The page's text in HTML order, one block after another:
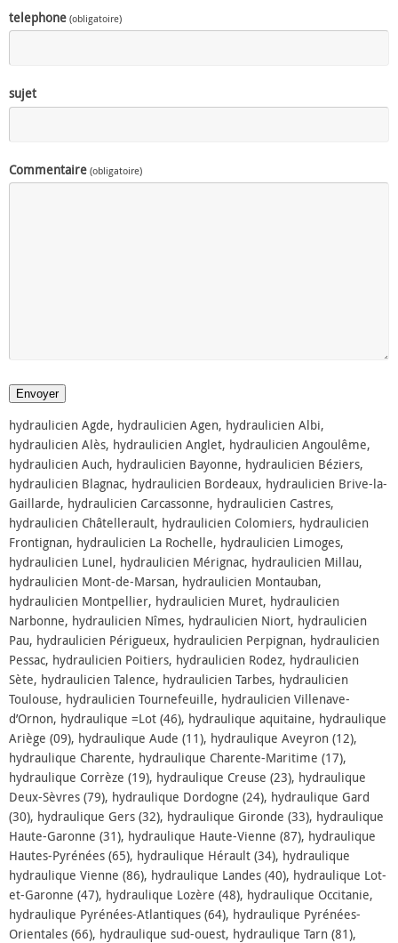
telephone (obligatoire)
sujet
Commentaire (obligatoire)
Envoyer
hydraulicien Agde, hydraulicien Agen, hydraulicien Albi,
hydraulicien Alès, hydraulicien Anglet, hydraulicien Angoulême,
hydraulicien Auch, hydraulicien Bayonne, hydraulicien Béziers,
hydraulicien Blagnac, hydraulicien Bordeaux, hydraulicien Brive-la-
Gaillarde, hydraulicien Carcassonne, hydraulicien Castres,
hydraulicien Châtellerault, hydraulicien Colomiers, hydraulicien
Frontignan, hydraulicien La Rochelle, hydraulicien Limoges,
hydraulicien Lunel, hydraulicien Mérignac, hydraulicien Millau,
hydraulicien Mont-de-Marsan, hydraulicien Montauban,
hydraulicien Montpellier, hydraulicien Muret, hydraulicien
Narbonne, hydraulicien Nîmes, hydraulicien Niort, hydraulicien
Pau, hydraulicien Périgueux, hydraulicien Perpignan, hydraulicien
Pessac, hydraulicien Poitiers, hydraulicien Rodez, hydraulicien
Sète, hydraulicien Talence, hydraulicien Tarbes, hydraulicien
Toulouse, hydraulicien Tournefeuille, hydraulicien Villenave-
d’Ornon, hydraulique =Lot (46), hydraulique aquitaine, hydraulique
Ariège (09), hydraulique Aude (11), hydraulique Aveyron (12),
hydraulique Charente, hydraulique Charente-Maritime (17),
hydraulique Corrèze (19), hydraulique Creuse (23), hydraulique
Deux-Sèvres (79), hydraulique Dordogne (24), hydraulique Gard
(30), hydraulique Gers (32), hydraulique Gironde (33), hydraulique
Haute-Garonne (31), hydraulique Haute-Vienne (87), hydraulique
Hautes-Pyrénées (65), hydraulique Hérault (34), hydraulique
hydraulique Vienne (86), hydraulique Landes (40), hydraulique Lot-
et-Garonne (47), hydraulique Lozère (48), hydraulique Occitanie,
hydraulique Pyrénées-Atlantiques (64), hydraulique Pyrénées-
Orientales (66), hydraulique sud-ouest, hydraulique Tarn (81),